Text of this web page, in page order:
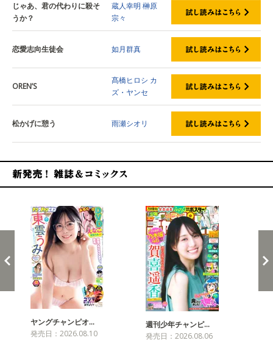
じゃあ、君の代わりに殺そ
うか？
蔵人幸明 榊原
宗々
恋愛志向生徒会 如月群真
OREN’S
髙橋ヒロシ カ
ズ・ヤンセ
松かげに憩う 雨瀬シオリ
ヤングチャンピオ…
発売日：2026.08.10
週刊少年チャンピ…
発売日：2026.08.06